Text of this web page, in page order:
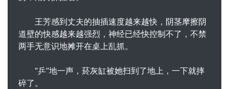
王芳感到丈夫的抽插速度越来越快，阴茎摩擦阴
道壁的快感越来越强烈，神经已经快控制不了，不禁
两手无意识地摊开在桌上乱抓。
“乒”地一声，菸灰缸被她扫到了地上，一下就摔
碎了。